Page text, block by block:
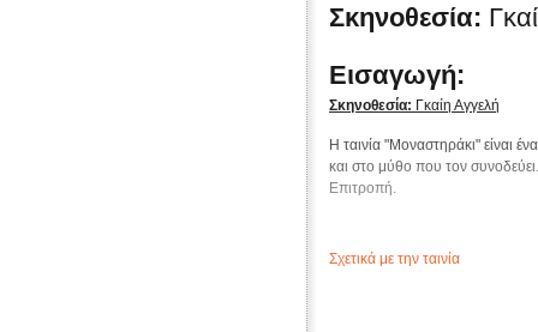
Σκηνοθεσία:
Εισαγωγή:
Σκηνοθεσία: Γκαίη Αγγελή
Η ταινία "Μοναστηράκι" είναι
και στο μύθο που τον
Επιτροπή.
Σχετικά με την ταινία